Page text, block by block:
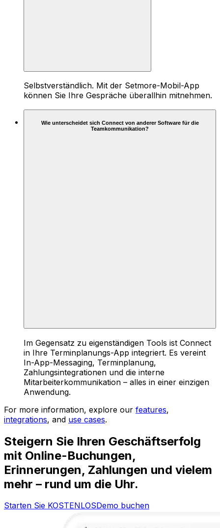
Selbstverständlich. Mit der Setmore-Mobil-App
können Sie Ihre Gespräche überallhin mitnehmen.
Wie unterscheidet sich Connect von anderer Software für die
Teamkommunikation?
Im Gegensatz zu eigenständigen Tools ist Connect
in Ihre Terminplanungs-App integriert. Es vereint
In-App-Messaging, Terminplanung,
Zahlungsintegrationen und die interne
Mitarbeiterkommunikation – alles in einer einzigen
Anwendung.
For more information, explore our features,
integrations, and use cases.
Steigern Sie Ihren Geschäftserfolg
mit Online-Buchungen,
Erinnerungen, Zahlungen und vielem
mehr – rund um die Uhr.
Starten Sie KOSTENLOSDemo buchen